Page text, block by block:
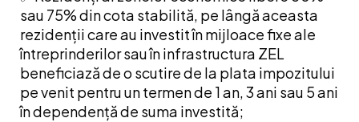
sau 75% din cota stabilită, pe lângă aceasta
rezidenții care au investit în mijloace fixe ale
întreprinderilor sau în infrastructura ZEL
beneficiază de o scutire de la plata impozitului
pe venit pentru un termen de 1 an, 3 ani sau 5 ani
în dependență de suma investită;